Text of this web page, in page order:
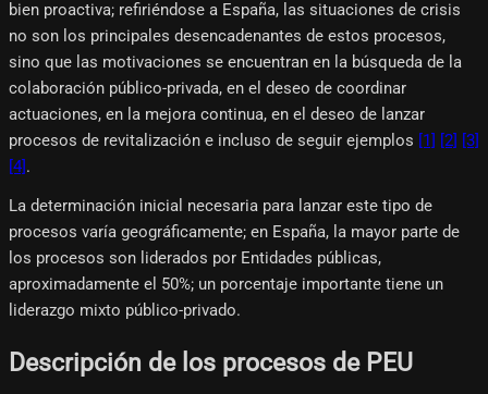
bien proactiva; refiriéndose a España, las situaciones de crisis
no son los principales desencadenantes de estos procesos,
sino que las motivaciones se encuentran en la búsqueda de la
colaboración público-privada, en el deseo de coordinar
actuaciones, en la mejora continua, en el deseo de lanzar
procesos de revitalización e incluso de seguir ejemplos [1] [2] [3]
[4].
La determinación inicial necesaria para lanzar este tipo de
procesos varía geográficamente; en España, la mayor parte de
los procesos son liderados por Entidades públicas,
aproximadamente el 50%; un porcentaje importante tiene un
liderazgo mixto público-privado.
Descripción de los procesos de PEU